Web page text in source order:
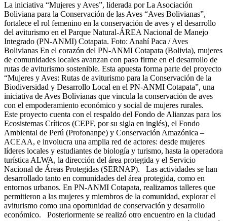
La iniciativa “Mujeres y Aves”, liderada por La Asociación
Boliviana para la Conservación de las Aves “Aves Bolivianas”,
fortalece el rol femenino en la conservación de aves y el desarrollo
del aviturismo en el Parque Natural-ÁREA Nacional de Manejo
Integrado (PN-ANMI) Cotapata. Foto: Anahí Paca / Aves
Bolivianas En el corazón del PN-ANMI Cotapata (Bolivia), mujeres
de comunidades locales avanzan con paso firme en el desarrollo de
rutas de aviturismo sostenible. Esta apuesta forma parte del proyecto
“Mujeres y Aves: Rutas de aviturismo para la Conservación de la
Biodiversidad y Desarrollo Local en el PN-ANMI Cotapata”, una
iniciativa de Aves Bolivianas que vincula la conservación de aves
con el empoderamiento económico y social de mujeres rurales.
Este proyecto cuenta con el respaldo del Fondo de Alianzas para los
Ecosistemas Críticos (CEPF, por su sigla en inglés), el Fondo
Ambiental de Perú (Profonanpe) y Conservación Amazónica –
ACEAA, e involucra una amplia red de actores: desde mujeres
líderes locales y estudiantes de biología y turismo, hasta la operadora
turística ALWA, la dirección del área protegida y el Servicio
Nacional de Áreas Protegidas (SERNAP). Las actividades se han
desarrollado tanto en comunidades del área protegida, como en
entornos urbanos. En PN-ANMI Cotapata, realizamos talleres que
permitieron a las mujeres y miembros de la comunidad, explorar el
aviturismo como una oportunidad de conservación y desarrollo
económico. Posteriormente se realizó otro encuentro en la ciudad